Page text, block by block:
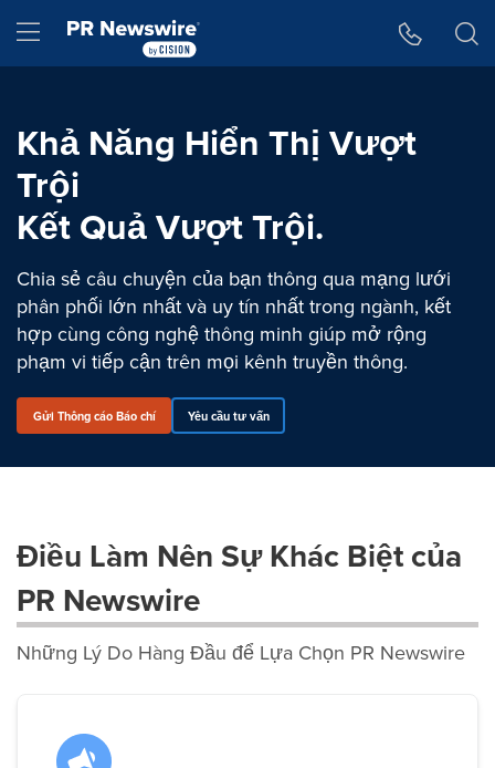
Hamburger menu
Khả Năng Hiển Thị Vượt
Trội
Kết Quả Vượt Trội.
Chia sẻ câu chuyện của bạn thông qua mạng lưới
phân phối lớn nhất và uy tín nhất trong ngành, kết
hợp cùng công nghệ thông minh giúp mở rộng
phạm vi tiếp cận trên mọi kênh truyền thông.
Gửi Thông cáo Báo chí Yêu cầu tư vấn
Điều Làm Nên Sự Khác Biệt của
PR Newswire
Những Lý Do Hàng Đầu để Lựa Chọn PR Newswire